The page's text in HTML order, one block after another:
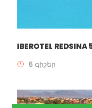
IBEROTEL REDSINA
6 գիշեր